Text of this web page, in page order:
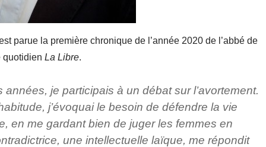
parue la première chronique de l’année 2020 de l’abbé de
quotidien La Libre.
années, je participais à un débat sur l’avortement.
j’évoquai le besoin de défendre la vie
en me gardant bien de juger les femmes en
une intellectuelle laïque, me répondit